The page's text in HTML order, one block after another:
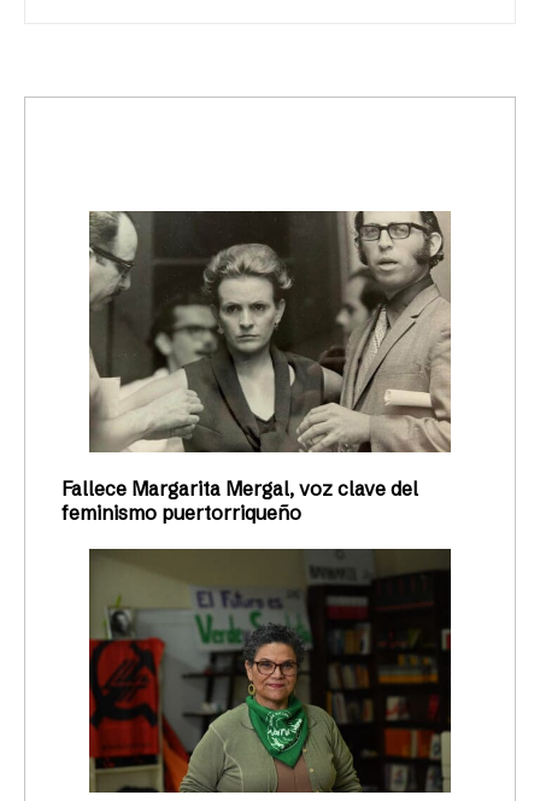
Fallece Margarita Mergal, voz clave del
feminismo puertorriqueño